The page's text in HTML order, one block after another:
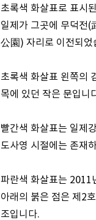
초록색 화살표로 표시
일제가 그곳에 무덕전
公園) 자리로 이전되었
초록색 화살표 왼쪽의
목에 있던 작은 문입니
빨간색 화살표는 일제
도사영 시절에는 존재
파란색 화살표는 2011
아래의 붉은 점은 제2
조입니다.